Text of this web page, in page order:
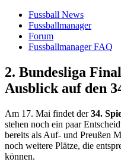
Fussball News
Fussballmanager
Forum
Fussballmanager FAQ
2. Bundesliga
Ausblick auf den
Am 17. Mai findet der34.
stehen noch ein paar
bereits als Auf- und Preußen
noch weitere Plätze, die
können.